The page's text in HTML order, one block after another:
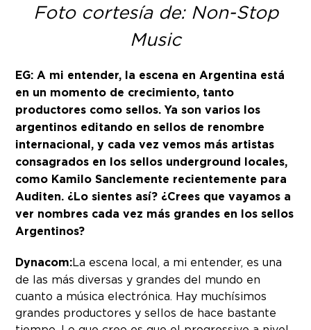
Foto cortesía de: Non-Stop
Music
EG: A mi entender, la escena en Argentina está
en un momento de crecimiento, tanto
productores como sellos. Ya son varios los
argentinos editando en sellos de renombre
internacional, y cada vez vemos más artistas
consagrados en los sellos underground locales,
como Kamilo Sanclemente recientemente para
Auditen. ¿Lo sientes así? ¿Crees que vayamos a
ver nombres cada vez más grandes en los sellos
Argentinos?
Dynacom:La escena local, a mi entender, es una
de las más diversas y grandes del mundo en
cuanto a música electrónica. Hay muchísimos
grandes productores y sellos de hace bastante